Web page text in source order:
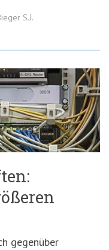
S.J.
gegenüber